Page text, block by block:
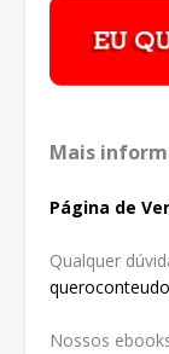
Mais
Página de
Qualquer
Nossos